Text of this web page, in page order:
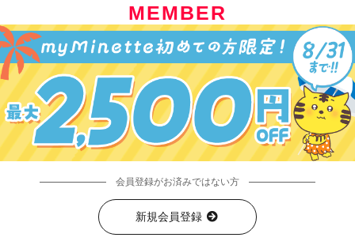
MEMBER
会員登録がお済みではない方
新規会員登録